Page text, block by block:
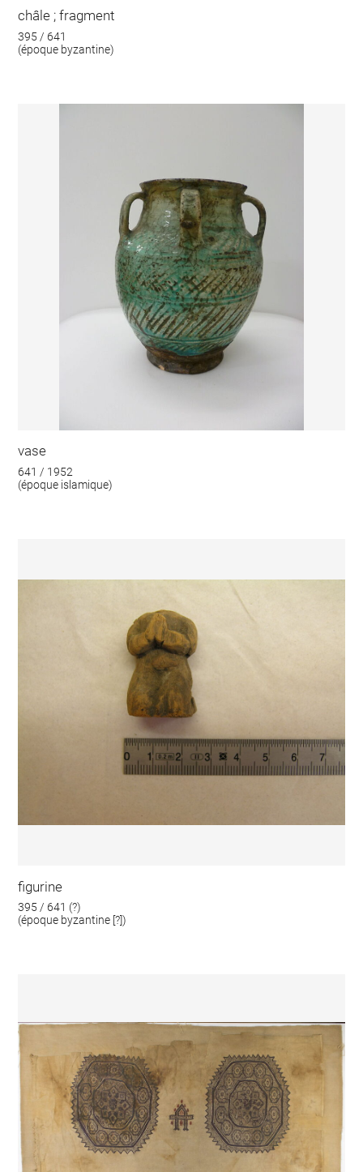
châle ; fragment
395 / 641
(époque byzantine)
vase
641 / 1952
(époque islamique)
figurine
395 / 641 (?)
(époque byzantine [?])